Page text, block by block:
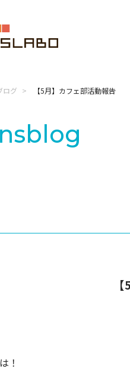
ログ 【5月】カフェ部活動報告
！